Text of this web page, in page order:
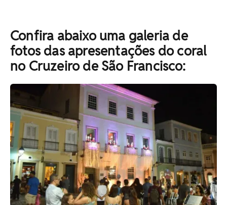
Confira abaixo uma galeria de
fotos das apresentações do coral
no Cruzeiro de São Francisco: